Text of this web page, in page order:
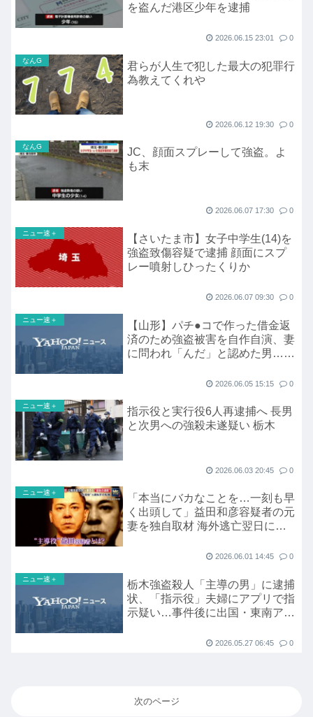
を盗んだ港区少年を逮捕
2026.06.15 23:01 0
なんG
君らが人生で犯した最大の犯罪行
為教えてくれや
2026.06.12 19:30 0
なんG
JC、顔面スプレーして強盗。よ
も末
2026.06.07 17:30 0
ニュー速＋
【さいたま市】女子中学生(14)を
強盗致傷容疑で逮捕 顔面にスプ
レー噴射しひったくりか
2026.06.07 09:30 0
ニュー速＋
【山形】パチ●コで作った借金返
済のため強盗被害を自作自演、妻
に問われ「んだ」と認めた男…
2026.06.05 15:15 0
ニュー速＋
指示役と実行役6人再逮捕へ 長男
と次男への強殺未遂疑い 栃木
2026.06.03 20:45 0
ニュー速＋
「本当にバカなことを…一刻も早
く出頭して」益田和彦容疑者の元
妻を独自取材 海外逃亡翌日に最
2026.06.01 14:45 0
ニュー速＋
栃木強盗殺人「主導の男」に逮捕
状、「指示役」夫婦にアプリで指
示疑い…事件後に出国・東南アジ
2026.05.27 06:45 0
次のページ